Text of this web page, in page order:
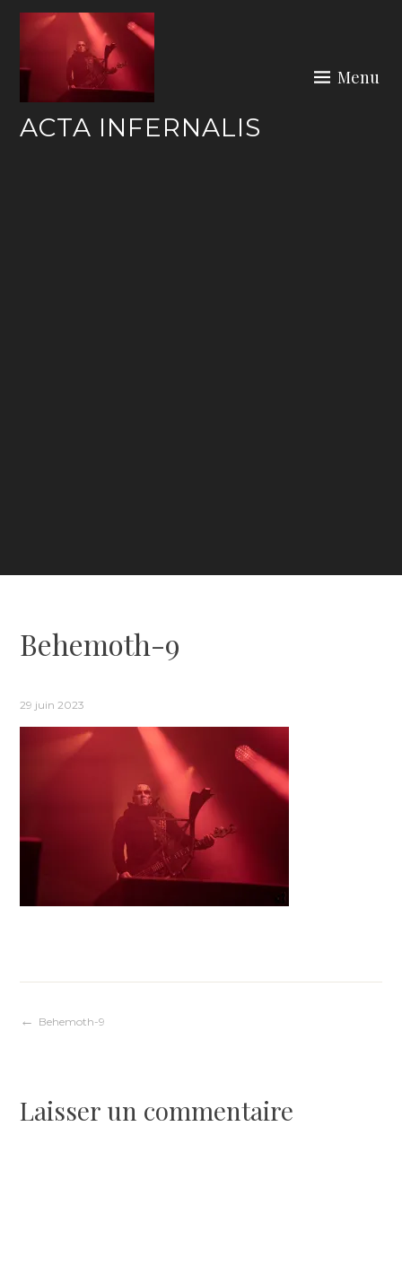
Skip
ACTA INFERNALIS
Menu
Behemoth-9
29 juin 2023
Navigation
l’article
Behemoth-9
Laisser un commentaire